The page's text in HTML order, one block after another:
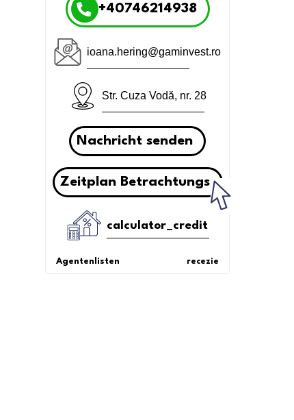
+40746214938
ioana.hering@gaminvest.ro
Str. Cuza Vodă, nr. 28
Nachricht senden
Zeitplan Betrachtungs
calculator_credit
Agentenlisten recezie